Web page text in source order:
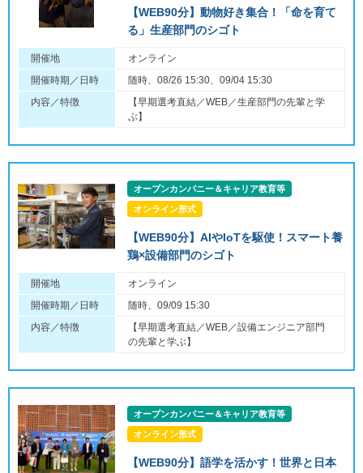
【WEB90分】動物好き集合！「命を育て
る」生産部門のシゴト
開催地
オンライン
開催時期／日時
随時、08/26 15:30、09/04 15:30
内容／特徴
【早期選考直結／WEB／生産部門の先輩と学
ぶ】
オープンカンパニー＆キャリア教育等
オンライン形式
【WEB90分】AIやIoTを駆使！スマート養
鶏×設備部門のシゴト
開催地
オンライン
開催時期／日時
随時、09/09 15:30
内容／特徴
【早期選考直結／WEB／設備エンジニア部門
の先輩と学ぶ】
オープンカンパニー＆キャリア教育等
オンライン形式
【WEB90分】語学を活かす！世界と日本